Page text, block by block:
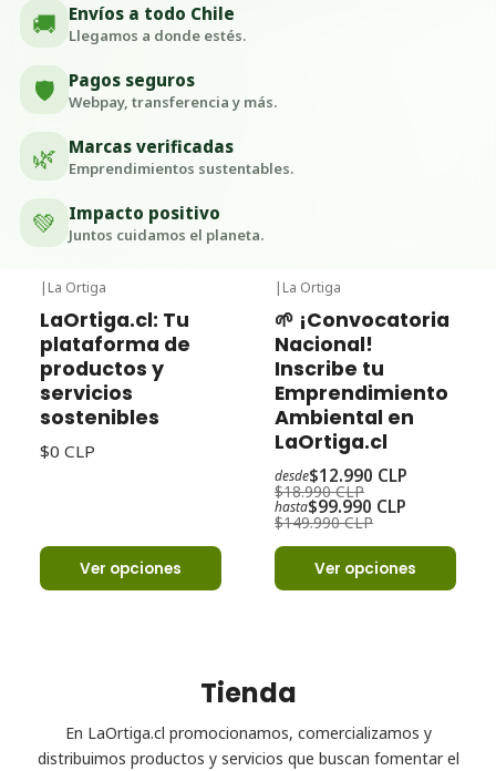
🚚 Envíos a todo Chile
Llegamos a donde estés.
🛡️ Pagos seguros
Webpay, transferencia y más.
🌿 Marcas verificadas
Emprendimientos sustentables.
💚 Impacto positivo
Juntos cuidamos el planeta.
| La Ortiga
LaOrtiga.cl: Tu
plataforma de
productos y
servicios
sostenibles
$0 CLP
Ver opciones
| La Ortiga
🌱 ¡Convocatoria
Nacional!
Inscribe tu
Emprendimiento
Ambiental en
LaOrtiga.cl
desde$12.990 CLP
$18.990 CLP
hasta$99.990 CLP
$149.990 CLP
Ver opciones
Tienda
En LaOrtiga.cl promocionamos, comercializamos y
distribuimos productos y servicios que buscan fomentar el